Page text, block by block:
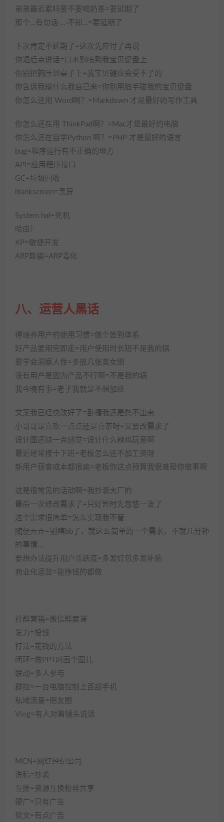
弟弟最近累吗要不要喝奶茶=要延期了
那个…有句话·…·不知…=要延期了
下次肯定不延期了=这次先应付了再说
你退后点说话=口水别喷到我宝贝键盘上
你别把胸压到桌子上=我宝贝键盘会受不了的
你告诉我输什么我自己来=你别用脏手碰我的宝贝键盘
你怎么还用 Word啊？=Markdown 才是最好的写作工具
你怎么还在用 ThinkPad啊？=Mac才是最好的电脑
你怎么还在自学Python 啊？=PHP 才是最好的语言
bug=程序运行有不正确的地方
API=应用程序接口
GC=垃圾回收
blankscreen=黑屏
System hal=死机
哈由）
XP=敏捷开发
ARP欺骗=ARP毒化
八、运营人黑话
得培养用户的使用习惯=做个签到体系
好产品要用完即走=用户使用时长短不是我的锅
要学会洞察人性=多放几张美女图
没有用户是因为产品不行啊=不是我的锅
我今晚有事=老子我就是不想加班
文案我已经快改好了=卧槽我还是憋不出来
小哥哥是喜欢一点点还是喜茶呀=又要改需求了
设计图还缺一点感觉=设计什么辣鸡玩意啊
最近经常按十下班=老板怎么还不加工资呀
新用户获客成本都很高=老板你这点预算我很难帮你做事啊
这是很常见的活动啊=我抄袭大厂的
最后一次修改需求了=只好暂时先忽悠一波了
这个需求很简单=怎么实现我不管
随便弄弄=别瞎bb了，就这么简单的一个需求，不就几分钟
的事情…
要想办法提升用户活跃度=多发红包多发补贴
商业化运营=能挣钱的都做
社群营销=微信群卖课
发力=投钱
打法=花钱的方法
闭环=做PPT时画个圈儿
联动=多人参与
群控=一台电脑控制上百部手机
私域流量=朋友圈
Vlog=有人对着镜头说话
MCN=网红经纪公司
洗稿=抄袭
互推=资源互换粉丝共享
硬广=只有广告
软文=有点广告